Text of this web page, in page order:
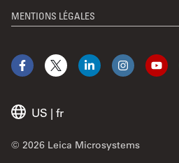
MENTIONS LÉGALES
US | fr
© 2026 Leica Microsystems
Facebook
X LinkedInInstagram